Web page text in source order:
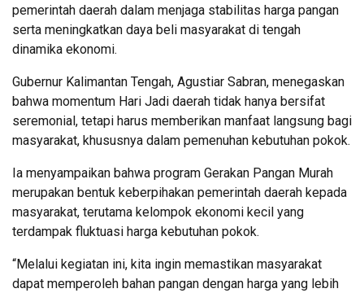
pemerintah daerah dalam menjaga stabilitas harga pangan
serta meningkatkan daya beli masyarakat di tengah
dinamika ekonomi.
Gubernur Kalimantan Tengah, Agustiar Sabran, menegaskan
bahwa momentum Hari Jadi daerah tidak hanya bersifat
seremonial, tetapi harus memberikan manfaat langsung bagi
masyarakat, khususnya dalam pemenuhan kebutuhan pokok.
Ia menyampaikan bahwa program Gerakan Pangan Murah
merupakan bentuk keberpihakan pemerintah daerah kepada
masyarakat, terutama kelompok ekonomi kecil yang
terdampak fluktuasi harga kebutuhan pokok.
“Melalui kegiatan ini, kita ingin memastikan masyarakat
dapat memperoleh bahan pangan dengan harga yang lebih